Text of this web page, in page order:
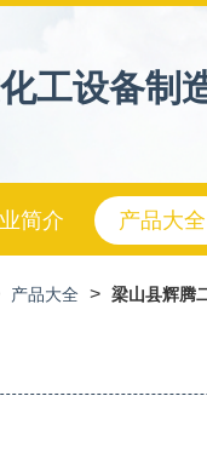
工设备制
简介 产品大全
产品大全 > 梁山县辉腾